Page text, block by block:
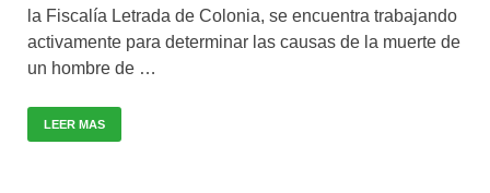
la Fiscalía Letrada de Colonia, se encuentra trabajando
activamente para determinar las causas de la muerte de
un hombre de …
LEER MAS